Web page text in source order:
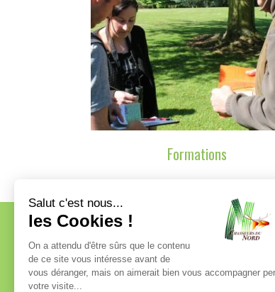
Formations
Qui sommes-nous ?
Les Élus et le Conseil
d’administration